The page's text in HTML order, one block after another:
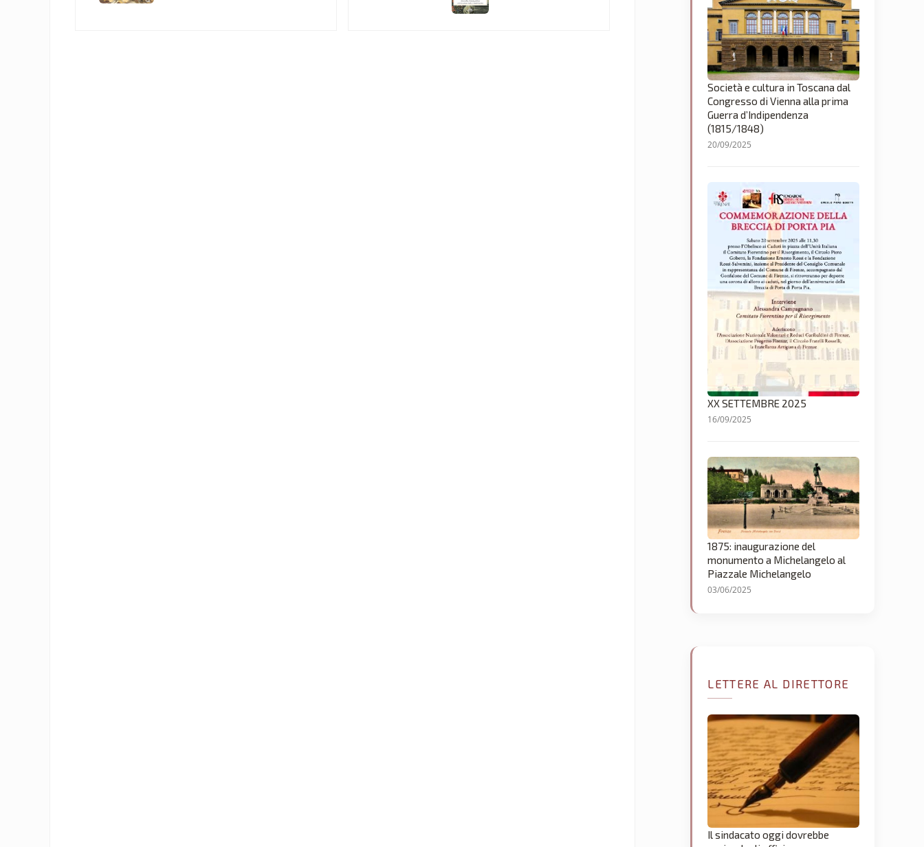
Società e cultura in Toscana dal
Congresso di Vienna alla prima
Guerra d’Indipendenza
(1815/1848)
20/09/2025
XX SETTEMBRE 2025
16/09/2025
1875: inaugurazione del
monumento a Michelangelo al
Piazzale Michelangelo
03/06/2025
LETTERE AL DIRETTORE
Il sindacato oggi dovrebbe